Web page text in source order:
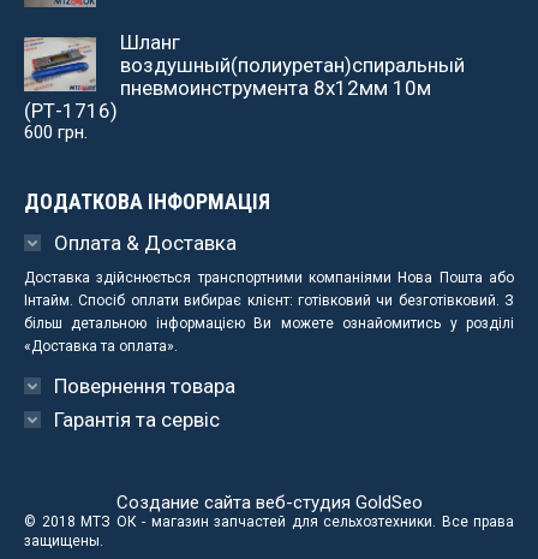
Шланг
воздушный(полиуретан)спиральный
пневмоинструмента 8х12мм 10м
(РТ-1716)
600 грн.
ДОДАТКОВА ІНФОРМАЦІЯ
Оплата & Доставка
Доставка здійснюється транспортними компаніями Нова Пошта або
Інтайм. Спосіб оплати вибирає клієнт: готівковий чи безготівковий. З
більш детальною інформацією Ви можете ознайомитись у розділі
«Доставка та оплата».
Повернення товара
Гарантія та сервіс
Создание сайта веб-студия GoldSeo
© 2018 МТЗ ОК - магазин запчастей для сельхозтехники. Все права
защищены.